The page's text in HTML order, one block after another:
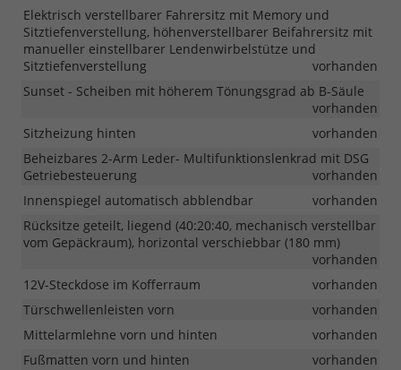
Elektrisch verstellbarer Fahrersitz mit Memory und
Sitztiefenverstellung, höhenverstellbarer Beifahrersitz mit
manueller einstellbarer Lendenwirbelstütze und
Sitztiefenverstellung
vorhanden
Sunset - Scheiben mit höherem Tönungsgrad ab B-Säule
vorhanden
Sitzheizung hinten
vorhanden
Beheizbares 2-Arm Leder- Multifunktionslenkrad mit DSG
Getriebesteuerung
vorhanden
Innenspiegel automatisch abblendbar
vorhanden
Rücksitze geteilt, liegend (40:20:40, mechanisch verstellbar
vom Gepäckraum), horizontal verschiebbar (180 mm)
vorhanden
12V-Steckdose im Kofferraum
vorhanden
Türschwellenleisten vorn
vorhanden
Mittelarmlehne vorn und hinten
vorhanden
Fußmatten vorn und hinten
vorhanden